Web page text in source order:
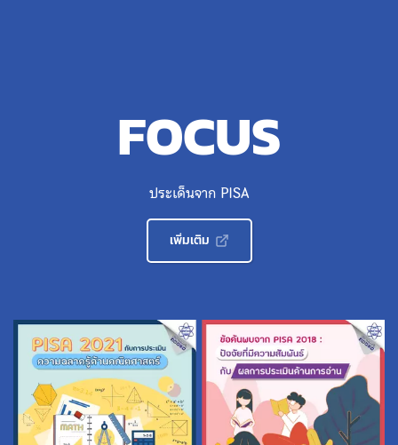
FOCUS
ประเด็นจาก PISA
เพิ่มเติม